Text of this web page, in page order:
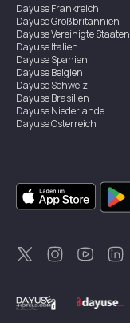
DayuseFrankreich
DayuseGroßbritannien
DayuseVereinigte Staaten
DayuseItalien
DayuseSpanien
DayuseBelgien
DayuseSchweiz
DayuseBrasilien
DayuseNiederlande
DayuseÖsterreich
DayuseSingapur
DayuseZweden
DayuseThailand
DayuseNeuseeland
DayuseTürkei